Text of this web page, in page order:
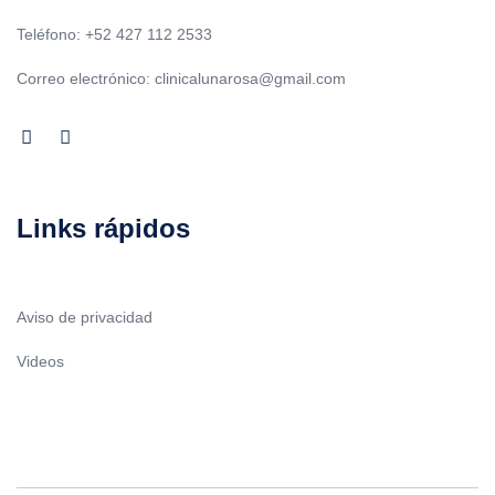
Teléfono: +52 427 112 2533
Correo electrónico: clinicalunarosa@gmail.com
Links rápidos
Aviso de privacidad
Videos